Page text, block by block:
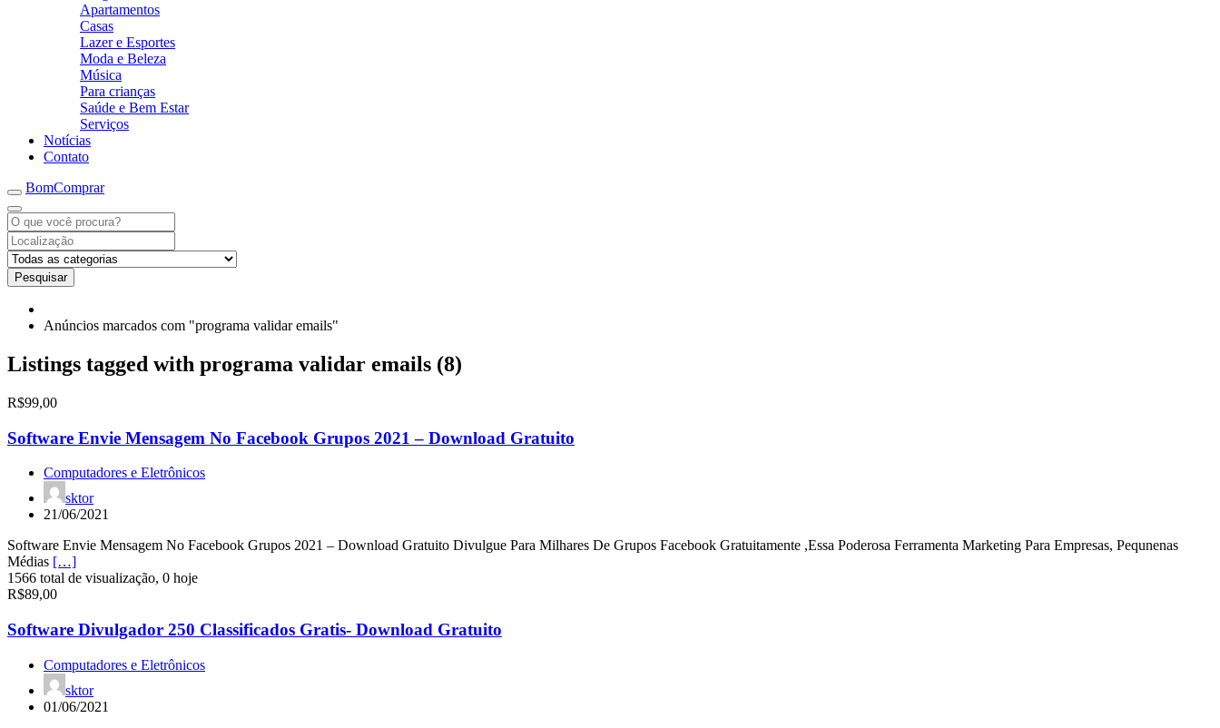
Apartamentos
Casas
Lazer e Esportes
Moda e Beleza
Música
Para crianças
Saúde e Bem Estar
Serviços
Notícias
Contato
BomComprar
Pesquisar
Anúncios marcados com "programa validar emails"
Listings tagged with programa validar emails (8)
R$99,00
Software Envie Mensagem No Facebook Grupos 2021 – Download Gratuito
Computadores e Eletrônicos
sktor
21/06/2021
Software Envie Mensagem No Facebook Grupos 2021 – Download Gratuito Divulgue Para Milhares De Grupos Facebook Gratuitamente ,Essa Poderosa Ferramenta Marketing Para Empresas, Pequnenas
Médias […]
1566 total de visualização, 0 hoje
R$89,00
Software Divulgador 250 Classificados Gratis- Download Gratuito
Computadores e Eletrônicos
sktor
01/06/2021